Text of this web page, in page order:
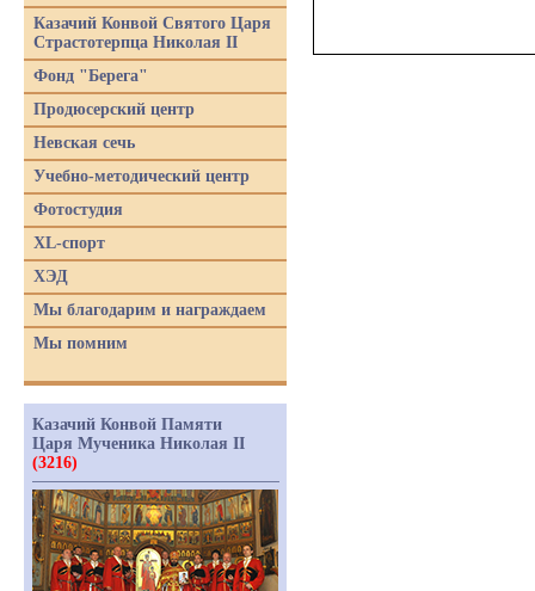
Казачий Конвой Святого Царя
Страстотерпца Николая II
Фонд "Берега"
Продюсерский центр
Невская сечь
Учебно-методический центр
Фотостудия
XL-спорт
ХЭД
Мы благодарим и награждаем
Мы помним
Казачий Конвой Памяти
Царя Мученика Николая II
(3216)